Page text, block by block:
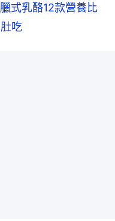
式乳酪12款營養比
吃